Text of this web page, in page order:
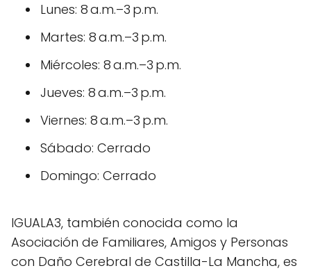
Lunes: 8 a.m.–3 p.m.
Martes: 8 a.m.–3 p.m.
Miércoles: 8 a.m.–3 p.m.
Jueves: 8 a.m.–3 p.m.
Viernes: 8 a.m.–3 p.m.
Sábado: Cerrado
Domingo: Cerrado
IGUALA3, también conocida como la
Asociación de Familiares, Amigos y Personas
con Daño Cerebral de Castilla-La Mancha, es